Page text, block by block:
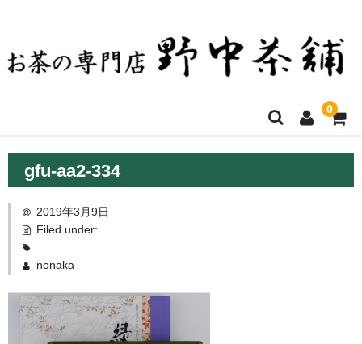
0
決済方法・送料など
店舗ご案内
商品一覧
お問い合わせ
gfu-aa2-334
2019年3月9日
Filed under:
nonaka